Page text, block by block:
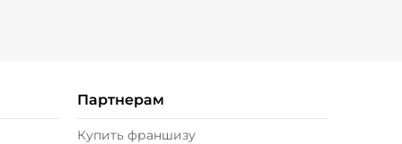
Партнерам
Купить франшизу